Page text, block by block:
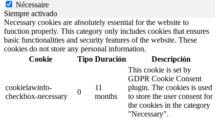
Nécessaire
Siempre activado
Necessary cookies are absolutely essential for the website to
function properly. This category only includes cookies that ensures
basic functionalities and security features of the website. These
cookies do not store any personal information.
Cookie
Tipo Duración Descripción
cookielawinfo-
checkbox-necessary
0
11
months
This cookie is set by
GDPR Cookie Consent
plugin. The cookies is used
to store the user consent for
the cookies in the category
"Necessary".